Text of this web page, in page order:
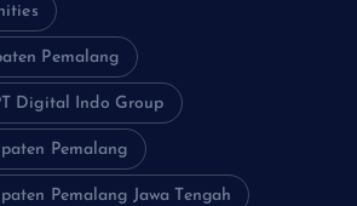
Pemalang
Digital Indo Group
Pemalang
Pemalang Jawa Tengah